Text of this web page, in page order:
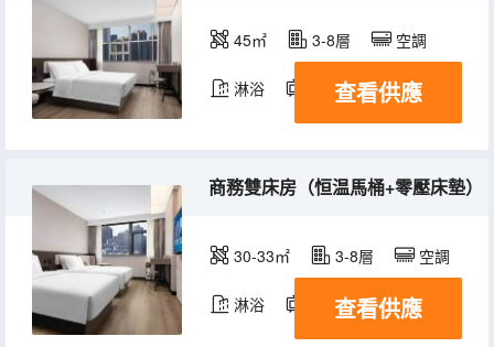
45㎡ 3-8層 空調
淋浴 電視機
查看供應
商務雙床房（恒温馬桶+零壓床墊）
30-33㎡ 3-8層 空調
淋浴 電視機
查看供應